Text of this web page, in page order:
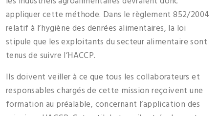
appliquer cette méthode. Dans le règlement 852/2004
relatif à l’hygiène des denrées alimentaires, la loi
stipule que les exploitants du secteur alimentaire sont
tenus de suivre l’HACCP.
Ils doivent veiller à ce que tous les collaborateurs et
responsables chargés de cette mission reçoivent une
formation au préalable, concernant l’application des